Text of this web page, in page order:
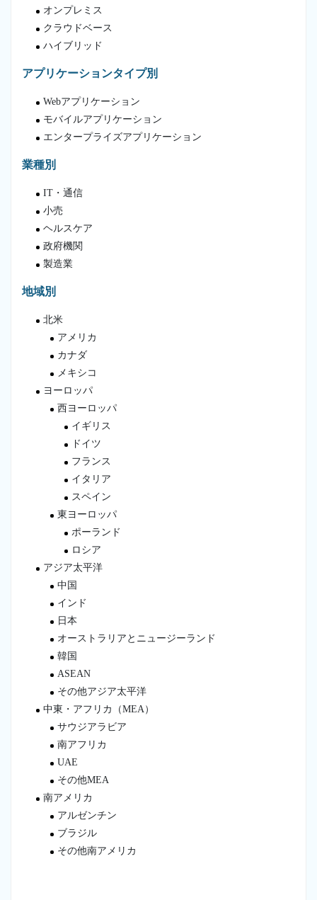
オンプレミス
クラウドベース
ハイブリッド
アプリケーションタイプ別
Webアプリケーション
モバイルアプリケーション
エンタープライズアプリケーション
業種別
IT・通信
小売
ヘルスケア
政府機関
製造業
地域別
北米
アメリカ
カナダ
メキシコ
ヨーロッパ
西ヨーロッパ
イギリス
ドイツ
フランス
イタリア
スペイン
東ヨーロッパ
ポーランド
ロシア
アジア太平洋
中国
インド
日本
オーストラリアとニュージーランド
韓国
ASEAN
その他アジア太平洋
中東・アフリカ（MEA）
サウジアラビア
南アフリカ
UAE
その他MEA
南アメリカ
アルゼンチン
ブラジル
その他南アメリカ